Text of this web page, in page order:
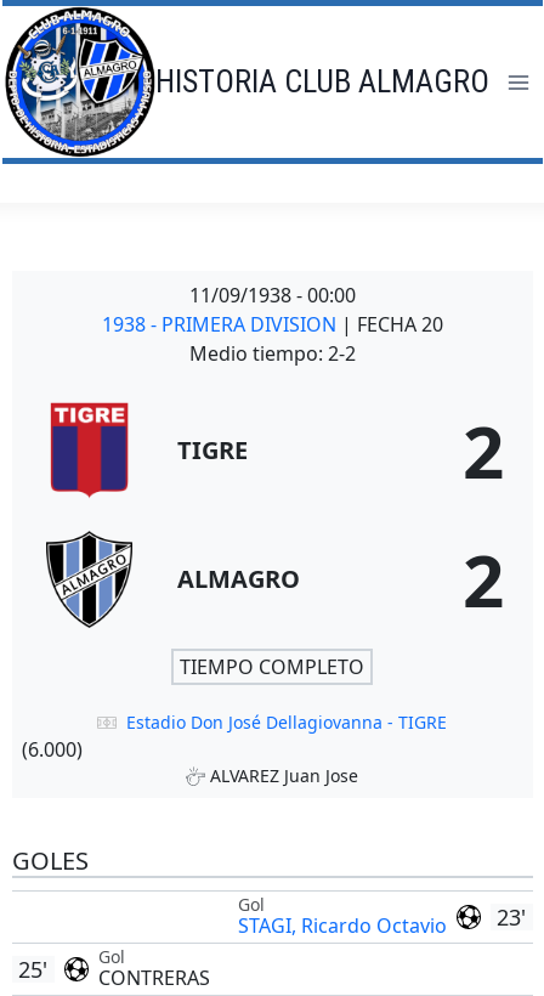
Saltar
al
contenido
HISTORIA CLUB ALMAGRO
11/09/1938 - 00:00
1938 - PRIMERA DIVISION | FECHA 20
Medio tiempo: 2-2
TIGRE 2
ALMAGRO 2
TIEMPO COMPLETO
Estadio Don José Dellagiovanna - TIGRE
(6.000)
ALVAREZ Juan Jose
GOLES
23'
Gol
STAGI, Ricardo Octavio
Gol
CONTRERAS
25'